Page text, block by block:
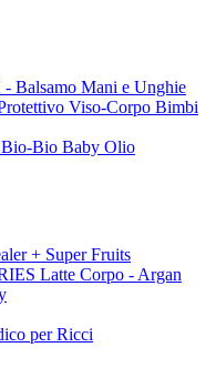
Balsamo Mani e Unghie
Viso-Corpo Bimbi
Bio-Bio Baby Olio
+ Super Fruits
Latte Corpo - Argan
per Ricci